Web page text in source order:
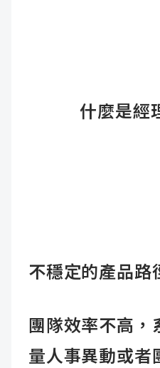
什麼是經
不穩定的產品路
團隊效率不高，
量人事異動或者